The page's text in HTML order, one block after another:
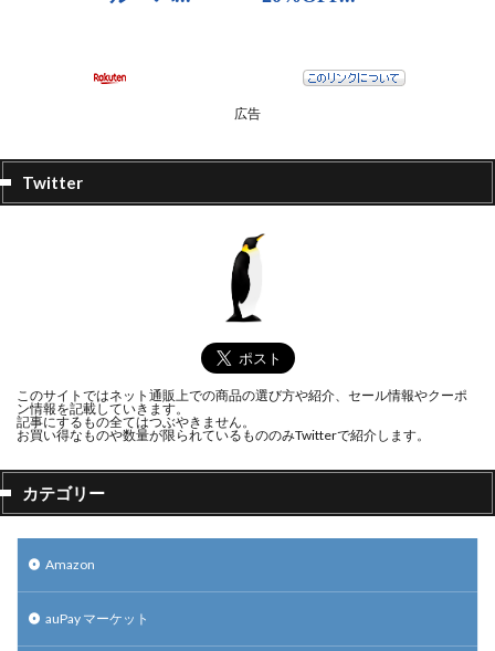
広告
Twitter
このサイトではネット通販上での商品の選び方や紹介、セール情報やクーポ
ン情報を記載していきます。
記事にするもの全てはつぶやきません。
お買い得なものや数量が限られているもののみTwitterで紹介します。
カテゴリー
Amazon
auPay マーケット